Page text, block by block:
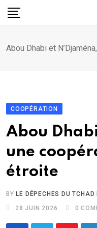
Skip
Abou Dhabi et
COOPÉRATION
Abou
une
étroite
BYLE DÉPECHES DU
28 JUIN 2026
0